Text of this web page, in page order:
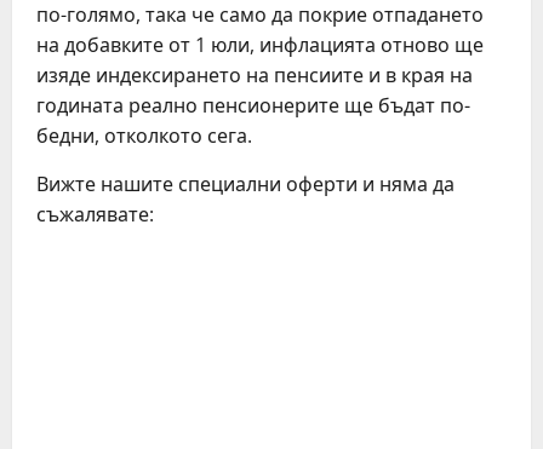
по-голямо, така че само да покрие отпадането
на добавките от 1 юли, инфлацията отново ще
изяде индексирането на пенсиите и в края на
годината реално пенсионерите ще бъдат по-
бедни, отколкото сега.
Вижте нашите специални оферти и няма да
съжалявате: